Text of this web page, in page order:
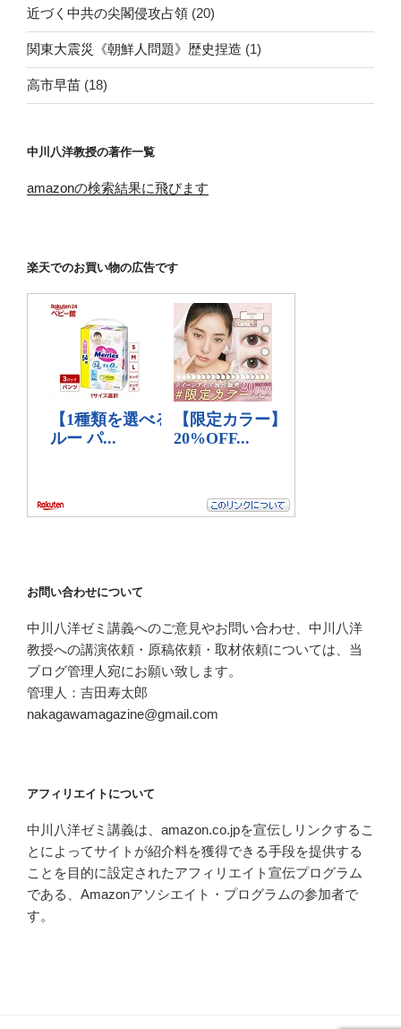
近づく中共の尖閣侵攻占領 (20)
関東大震災《朝鮮人問題》歴史捏造 (1)
高市早苗 (18)
中川八洋教授の著作一覧
amazonの検索結果に飛びます
楽天でのお買い物の広告です
お問い合わせについて
中川八洋ゼミ講義へのご意見やお問い合わせ、中川八洋
教授への講演依頼・原稿依頼・取材依頼については、当
ブログ管理人宛にお願い致します。
管理人：吉田寿太郎
nakagawamagazine@gmail.com
アフィリエイトについて
中川八洋ゼミ講義は、amazon.co.jpを宣伝しリンクするこ
とによってサイトが紹介料を獲得できる手段を提供する
ことを目的に設定されたアフィリエイト宣伝プログラム
である、Amazonアソシエイト・プログラムの参加者で
す。